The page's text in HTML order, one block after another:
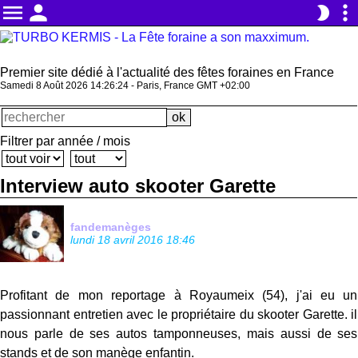
menu person brightness_2 more_vert
Premier site dédié à l'actualité des fêtes foraines en France
Samedi 8 Août 2026 14:26:25 - Paris, France GMT +02:00
Filtrer par année / mois
Interview auto skooter Garette
fandemanèges
lundi 18 avril 2016 18:46
Profitant de mon reportage à Royaumeix (54), j'ai eu un
passionnant entretien avec le propriétaire du skooter Garette. il
nous parle de ses autos tamponneuses, mais aussi de ses
stands et de son manège enfantin.